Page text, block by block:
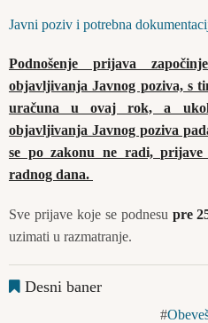
Javni poziv i potrebna
Podnošenje prijava
objavlјivanja Javnog poziva, s
uračuna u ovaj rok, a
objavlјivanja Javnog poziva
se po zakonu ne radi, prijave
radnog dana.
Sve prijave koje se podnesu pre
uzimati u razmatranje.
Desni baner